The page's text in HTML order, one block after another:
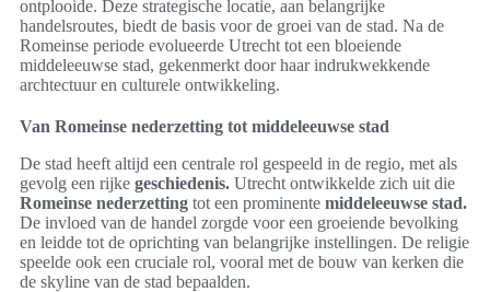
ontplooide. Deze strategische locatie, aan belangrijke
handelsroutes, biedt de basis voor de groei van de stad. Na de
Romeinse periode evolueerde Utrecht tot een bloeiende
middeleeuwse stad, gekenmerkt door haar indrukwekkende
archtectuur en culturele ontwikkeling.
Van Romeinse nederzetting tot middeleeuwse stad
De stad heeft altijd een centrale rol gespeeld in de regio, met als
gevolg een rijke geschiedenis. Utrecht ontwikkelde zich uit die
Romeinse nederzetting tot een prominente middeleeuwse stad.
De invloed van de handel zorgde voor een groeiende bevolking
en leidde tot de oprichting van belangrijke instellingen. De religie
speelde ook een cruciale rol, vooral met de bouw van kerken die
de skyline van de stad bepaalden.